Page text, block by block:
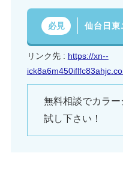
必見 仙台日東
リンク先 : https://xn--
無料相談でカラ
試し下さい！